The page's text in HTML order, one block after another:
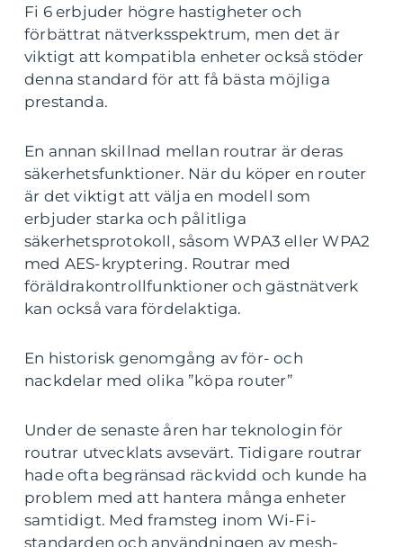
Fi 6 erbjuder högre hastigheter och
förbättrat nätverksspektrum, men det är
viktigt att kompatibla enheter också stöder
denna standard för att få bästa möjliga
prestanda.
En annan skillnad mellan routrar är deras
säkerhetsfunktioner. När du köper en router
är det viktigt att välja en modell som
erbjuder starka och pålitliga
säkerhetsprotokoll, såsom WPA3 eller WPA2
med AES-kryptering. Routrar med
föräldrakontrollfunktioner och gästnätverk
kan också vara fördelaktiga.
En historisk genomgång av för- och
nackdelar med olika ”köpa router”
Under de senaste åren har teknologin för
routrar utvecklats avsevärt. Tidigare routrar
hade ofta begränsad räckvidd och kunde ha
problem med att hantera många enheter
samtidigt. Med framsteg inom Wi-Fi-
standarden och användningen av mesh-